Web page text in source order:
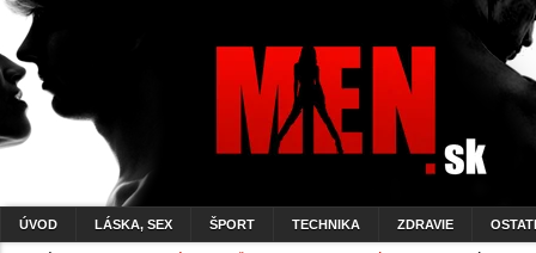
ÚVOD LÁSKA, SEX ŠPORT TECHNIKA ZDRAVIE